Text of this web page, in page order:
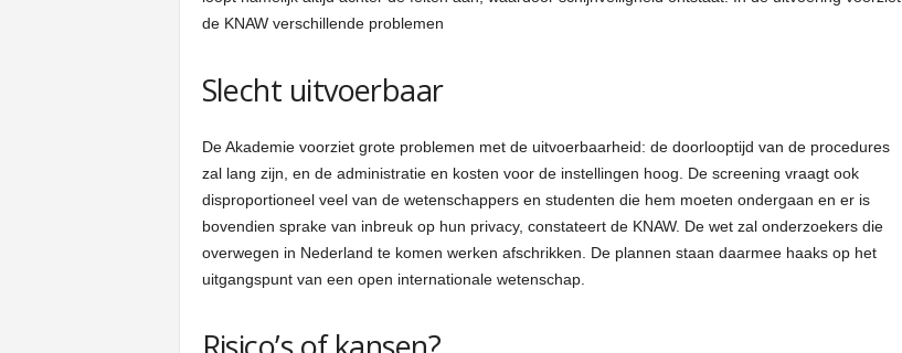
de KNAW verschillende problemen
Slecht uitvoerbaar
De Akademie voorziet grote problemen met de uitvoerbaarheid: de doorlooptijd van de procedures
zal lang zijn, en de administratie en kosten voor de instellingen hoog. De screening vraagt ook
disproportioneel veel van de wetenschappers en studenten die hem moeten ondergaan en er is
bovendien sprake van inbreuk op hun privacy, constateert de KNAW. De wet zal onderzoekers die
overwegen in Nederland te komen werken afschrikken. De plannen staan daarmee haaks op het
uitgangspunt van een open internationale wetenschap.